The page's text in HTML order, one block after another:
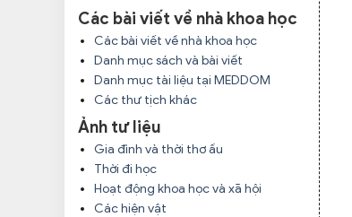
Các bài viết về nhà khoa học
Các bài viết về nhà khoa học
Danh mục sách và bài viết
Danh mục tài liệu tại MEDDOM
Các thư tịch khác
Ảnh tư liệu
Gia đình và thời thơ ấu
Thời đi học
Hoạt động khoa học và xã hội
Các hiện vật